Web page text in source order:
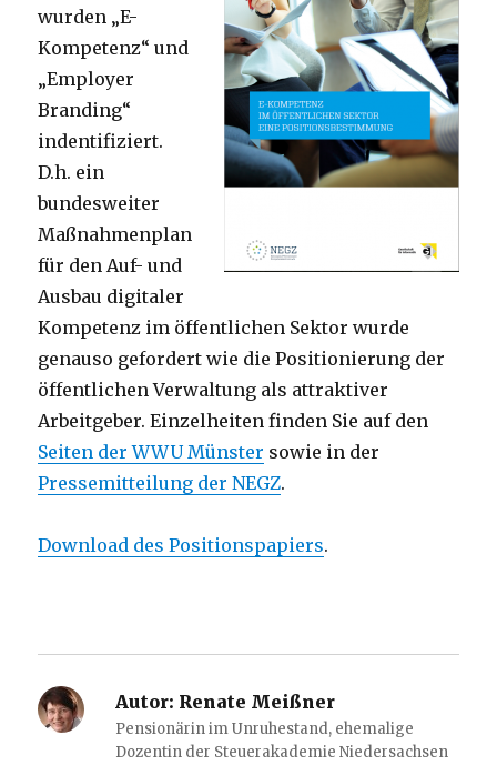
wurden „E-
Kompetenz“ und
„Employer
Branding“
indentifiziert.
D.h. ein
bundesweiter
Maßnahmenplan
für den Auf- und
Ausbau digitaler
Kompetenz im öffentlichen Sektor wurde
genauso gefordert wie die Positionierung der
öffentlichen Verwaltung als attraktiver
Arbeitgeber. Einzelheiten finden Sie auf den
Seiten der WWU Münster sowie in der
Pressemitteilung der NEGZ.
Download des Positionspapiers.
Autor: Renate Meißner
Pensionärin im Unruhestand, ehemalige
Dozentin der Steuerakademie Niedersachsen